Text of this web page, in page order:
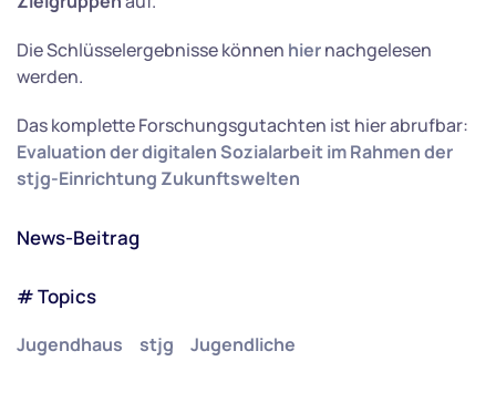
# Topics
Jugendhaus stjg Jugendliche
Die Schlüsselergebnisse können hiernachgelesen
werden.
Das komplette Forschungsgutachten ist hier abrufbar:
Evaluation der digitalen Sozialarbeit im Rahmen der
stjg-Einrichtung Zukunftswelten
News-Beitrag